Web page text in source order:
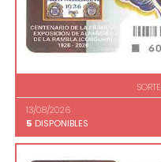
13/08/2026
5 DISPONIBLES